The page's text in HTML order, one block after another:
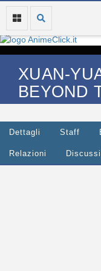
XUAN-
BEYOND
Dettagli Staff
Relazioni